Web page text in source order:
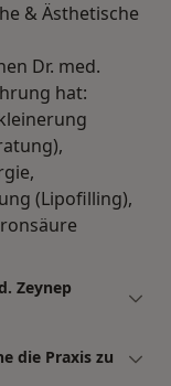
& Ästhetische
Dr. med.
hat:
(Lipofilling),
Zeynep
die Praxis zu